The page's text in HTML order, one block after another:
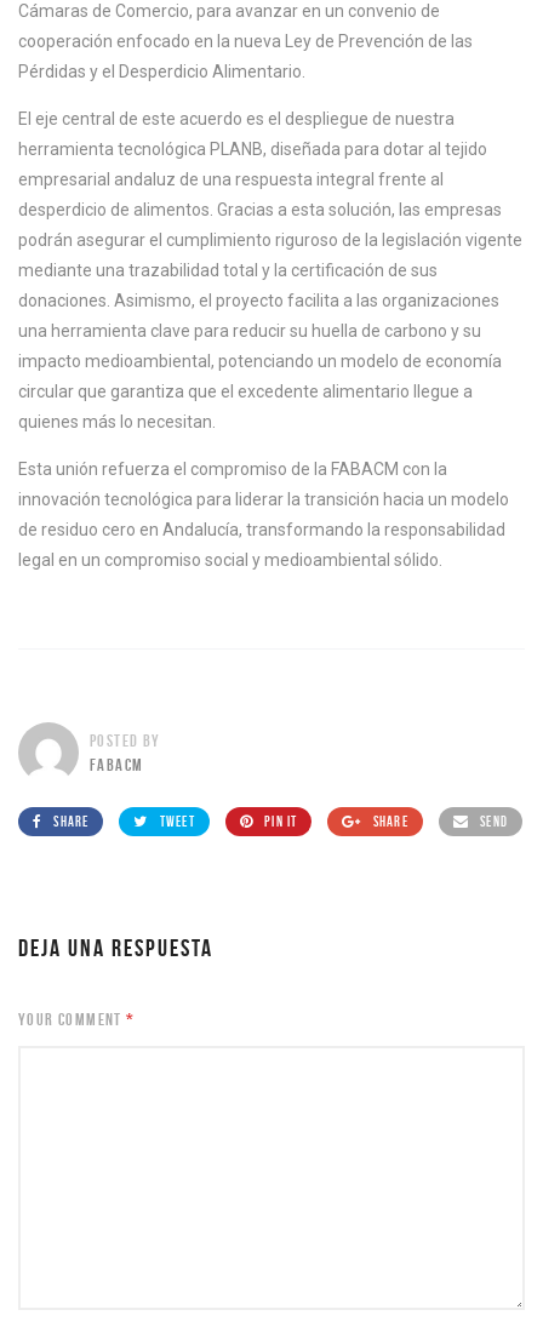
Cámaras de Comercio, para avanzar en un convenio de
cooperación enfocado en la nueva Ley de Prevención de las
Pérdidas y el Desperdicio Alimentario.
El eje central de este acuerdo es el despliegue de nuestra
herramienta tecnológica PLANB, diseñada para dotar al tejido
empresarial andaluz de una respuesta integral frente al
desperdicio de alimentos. Gracias a esta solución, las empresas
podrán asegurar el cumplimiento riguroso de la legislación vigente
mediante una trazabilidad total y la certificación de sus
donaciones. Asimismo, el proyecto facilita a las organizaciones
una herramienta clave para reducir su huella de carbono y su
impacto medioambiental, potenciando un modelo de economía
circular que garantiza que el excedente alimentario llegue a
quienes más lo necesitan.
Esta unión refuerza el compromiso de la FABACM con la
innovación tecnológica para liderar la transición hacia un modelo
de residuo cero en Andalucía, transformando la responsabilidad
legal en un compromiso social y medioambiental sólido.
POSTED BY
FABACM
SHARE TWEET PIN IT SHARE SEND
DEJA UNA RESPUESTA
YOUR COMMENT*